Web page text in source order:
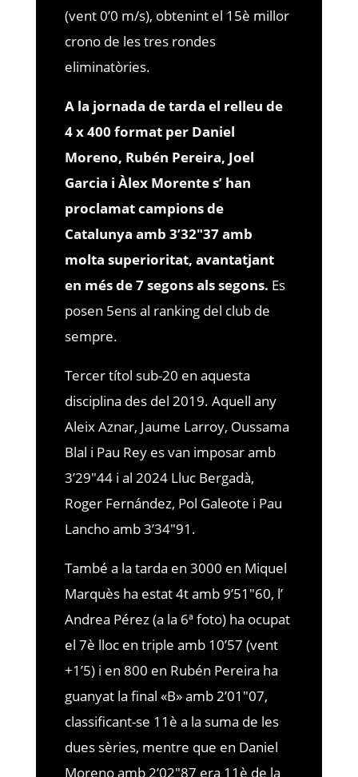
(vent 0’0 m/s), obtenint el 15è millor
crono de les tres rondes
eliminatòries.
A la jornada de tarda el relleu de
4 x 400 format per Daniel
Moreno, Rubén Pereira, Joel
Garcia i Àlex Morente s’ han
proclamat campions de
Catalunya amb 3’32″37 amb
molta superioritat, avantatjant
en més de 7 segons als segons. Es
posen 5ens al ranking del club de
sempre.
Tercer títol sub-20 en aquesta
disciplina des del 2019. Aquell any
Aleix Aznar, Jaume Larroy, Oussama
Blal i Pau Rey es van imposar amb
3’29″44 i al 2024 Lluc Bergadà,
Roger Fernández, Pol Galeote i Pau
Lancho amb 3’34″91.
També a la tarda en 3000 en Miquel
Marquès ha estat 4t amb 9’51″60, l’
Andrea Pérez (a la 6ª foto) ha ocupat
el 7è lloc en triple amb 10’57 (vent
+1’5) i en 800 en Rubén Pereira ha
guanyat la final «B» amb 2’01″07,
classificant-se 11è a la suma de les
dues sèries, mentre que en Daniel
Moreno amb 2’02″87 era 11è de la